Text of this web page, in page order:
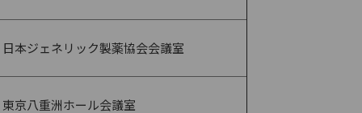
日本ジェネリック製薬協会会議室
東京八重洲ホール会議室